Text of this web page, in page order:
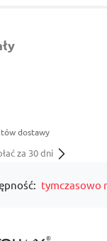
dostawy
za 30 dni
tymczasowo